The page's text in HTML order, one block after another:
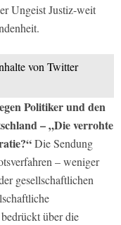
Ungeist Justiz-weit
von Twitter
Politiker und den
– „Die verrohte
Die Sendung
– weniger
gesellschaftlichen
über die